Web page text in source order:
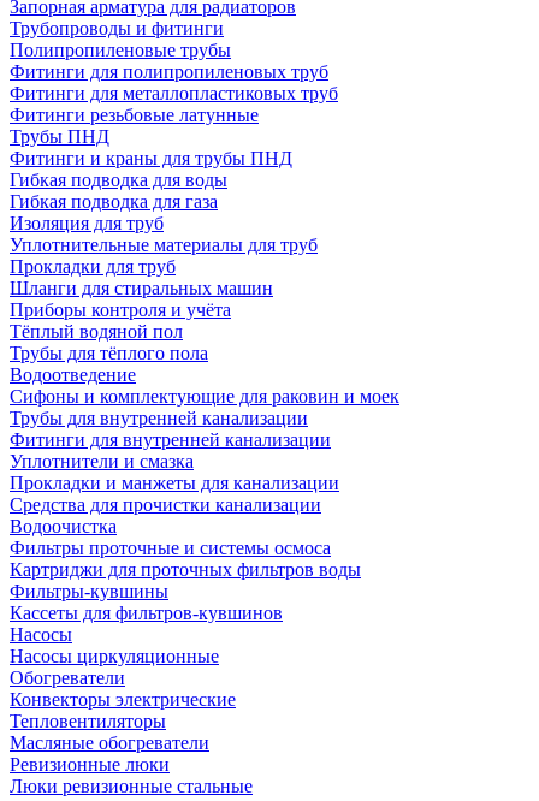
Запорная арматура для радиаторов
Трубопроводы и фитинги
Полипропиленовые трубы
Фитинги для полипропиленовых труб
Фитинги для металлопластиковых труб
Фитинги резьбовые латунные
Трубы ПНД
Фитинги и краны для трубы ПНД
Гибкая подводка для воды
Гибкая подводка для газа
Изоляция для труб
Уплотнительные материалы для труб
Прокладки для труб
Шланги для стиральных машин
Приборы контроля и учёта
Тёплый водяной пол
Трубы для тёплого пола
Водоотведение
Сифоны и комплектующие для раковин и моек
Трубы для внутренней канализации
Фитинги для внутренней канализации
Уплотнители и смазка
Прокладки и манжеты для канализации
Средства для прочистки канализации
Водоочистка
Фильтры проточные и системы осмоса
Картриджи для проточных фильтров воды
Фильтры-кувшины
Кассеты для фильтров-кувшинов
Насосы
Насосы циркуляционные
Обогреватели
Конвекторы электрические
Тепловентиляторы
Масляные обогреватели
Ревизионные люки
Люки ревизионные стальные